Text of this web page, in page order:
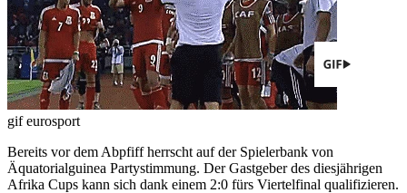
gif eurosport
Bereits vor dem Abpfiff herrscht auf der Spielerbank von
Äquatorialguinea Partystimmung. Der Gastgeber des diesjährigen
Afrika Cups kann sich dank einem 2:0 fürs Viertelfinal qualifizieren.